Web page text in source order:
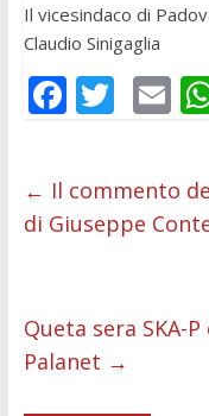
Il vicesindaco di
Claudio Sinigaglia
F
b
o
k
T
er
E
ai
l
← Il commento
di Giuseppe
Queta sera SKA-
Palanet →